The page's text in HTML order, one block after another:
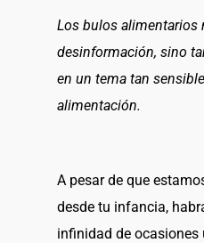
Los bulos alimentarios
desinformación, sino
en un tema tan
alimentación.
A pesar de que
desde tu infancia,
infinidad de ocasiones